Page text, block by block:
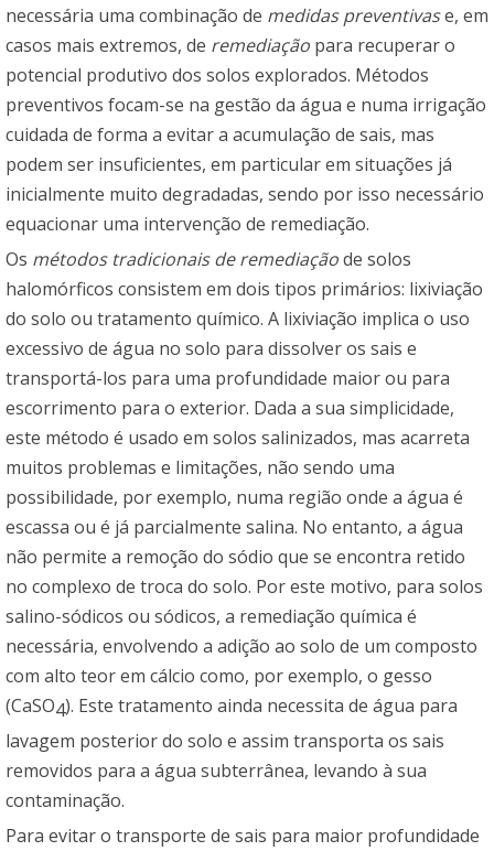
necessária uma combinação de medidas preventivase, em
casos mais extremos, de remediação para recuperar o
potencial produtivo dos solos explorados. Métodos
preventivos focam-se na gestão da água e numa irrigação
cuidada de forma a evitar a acumulação de sais, mas
podem ser insuficientes, em particular em situações já
inicialmente muito degradadas, sendo por isso necessário
equacionar uma intervenção de remediação.
Os métodos tradicionais de remediaçãode solos
halomórficos consistem em dois tipos primários: lixiviação
do solo ou tratamento químico. A lixiviação implica o uso
excessivo de água no solo para dissolver os sais e
transportá-los para uma profundidade maior ou para
escorrimento para o exterior. Dada a sua simplicidade,
este método é usado em solos salinizados, mas acarreta
muitos problemas e limitações, não sendo uma
possibilidade, por exemplo, numa região onde a água é
escassa ou é já parcialmente salina. No entanto, a água
não permite a remoção do sódio que se encontra retido
no complexo de troca do solo. Por este motivo, para solos
salino-sódicos ou sódicos, a remediação química é
necessária, envolvendo a adição ao solo de um composto
com alto teor em cálcio como, por exemplo, o gesso
(CaSO4). Este tratamento ainda necessita de água para
lavagem posterior do solo e assim transporta os sais
removidos para a água subterrânea, levando à sua
contaminação.
Para evitar o transporte de sais para maior profundidade